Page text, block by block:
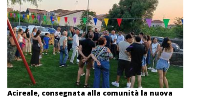
Acireale, consegnata alla comunità la nuova